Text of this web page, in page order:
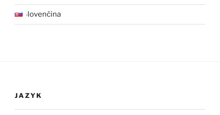
Slovenčina
JAZYK